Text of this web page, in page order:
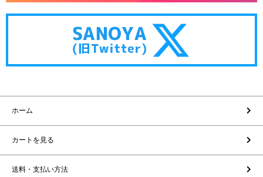
ホーム
カートを見る
送料・支払い方法